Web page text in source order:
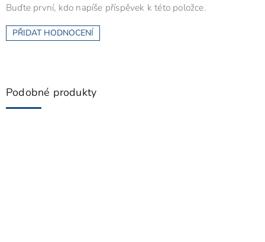
Buďte první, kdo napíše příspěvek k této položce.
PŘIDAT HODNOCENÍ
Podobné produkty